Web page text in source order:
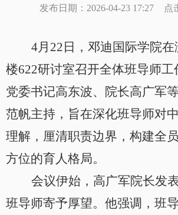
发布日期：2026-04-23 17:27 点
4月 22 日，邓迪国际学院
楼622研讨室召开全体班导师工
党委书记高东波、院长高广军
范帆主持，旨在深化班导师对
理解，厘清职责边界，构建全
方位的育人格局。
会议伊始，高广军院长发
班导师寄予厚望。他强调，班